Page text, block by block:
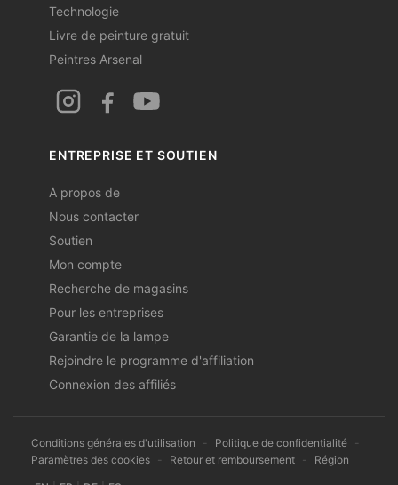
Technologie
Livre de peinture gratuit
Peintres Arsenal
ENTREPRISE ET SOUTIEN
A propos de
Nous contacter
Soutien
Mon compte
Recherche de magasins
Pour les entreprises
Garantie de la lampe
Rejoindre le programme d'affiliation
Connexion des affiliés
Conditions générales d'utilisation - Politique de confidentialité -
Paramètres des cookies - Retour et remboursement - Région